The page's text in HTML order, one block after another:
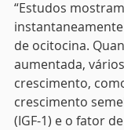
“Estudos
de ocitocina.
aumentada,
crescimento,
crescimento
(IGF-1) e o fator